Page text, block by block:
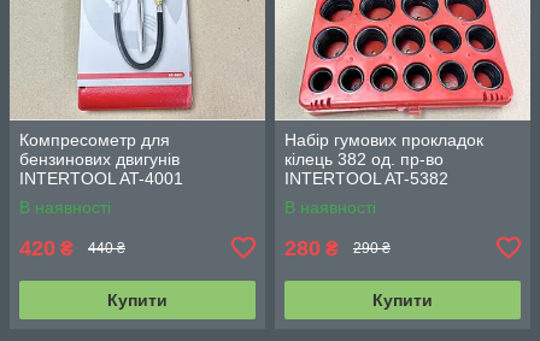
Компресометр для
бензинових двигунів
INTERTOOL AT-4001
В наявності
420 ₴ 440 ₴
Купити
Набір гумових прокладок
кілець 382 од. пр-во
INTERTOOL AT-5382
В наявності
280 ₴ 290 ₴
Купити